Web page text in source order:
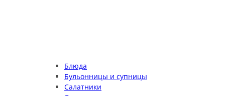
Блюда
Бульонницы и супницы
Салатники